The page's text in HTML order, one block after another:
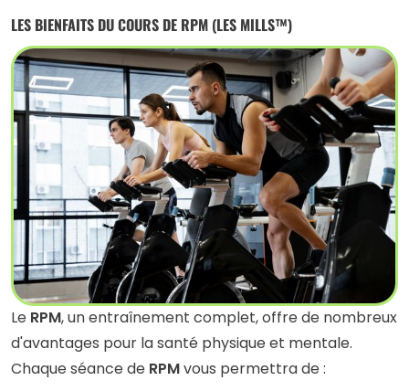
LES BIENFAITS DU COURS DE RPM (LES MILLS™)
LeRPM, un entraînement complet, offre de nombreux
d'avantages pour la santé physique et mentale.
Chaque séance deRPMvous permettra de :